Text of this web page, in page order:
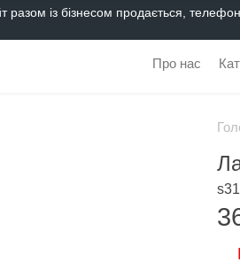
разом із бізнесом продається,
Про нас